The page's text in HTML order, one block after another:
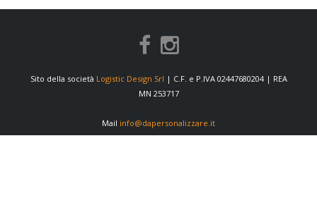
Sito della società Logistic Design Srl | C.F. e P.IVA 02447680204 | REA
MN 253717
Mail info@dapersonalizzare.it